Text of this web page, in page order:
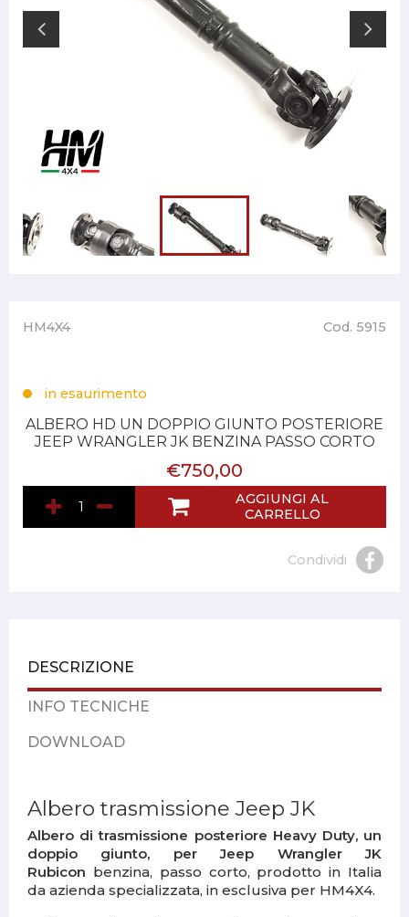
HM4X4 Cod. 5915
in esaurimento
ALBERO HD UN DOPPIO GIUNTO POSTERIORE
JEEP WRANGLER JK BENZINA PASSO CORTO
€750,00
AGGIUNGI AL
CARRELLO
Condividi
DESCRIZIONE
INFO TECNICHE
DOWNLOAD
Albero trasmissione Jeep JK
Albero di trasmissione posteriore Heavy Duty, un
doppio giunto, per Jeep Wrangler JK
Rubicon benzina, passo corto, prodotto in Italia
da azienda specializzata, in esclusiva per HM4X4.